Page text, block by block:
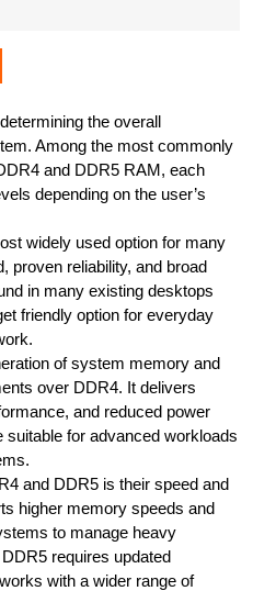
the overall
Among the most commonly
and DDR5 RAM, each
depending on the user’s
widely used option for many
proven reliability, and broad
in many existing desktops
friendly option for everyday
of system memory and
over DDR4. It delivers
and reduced power
for advanced workloads
and DDR5 is their speed and
higher memory speeds and
to manage heavy
requires updated
with a wider range of